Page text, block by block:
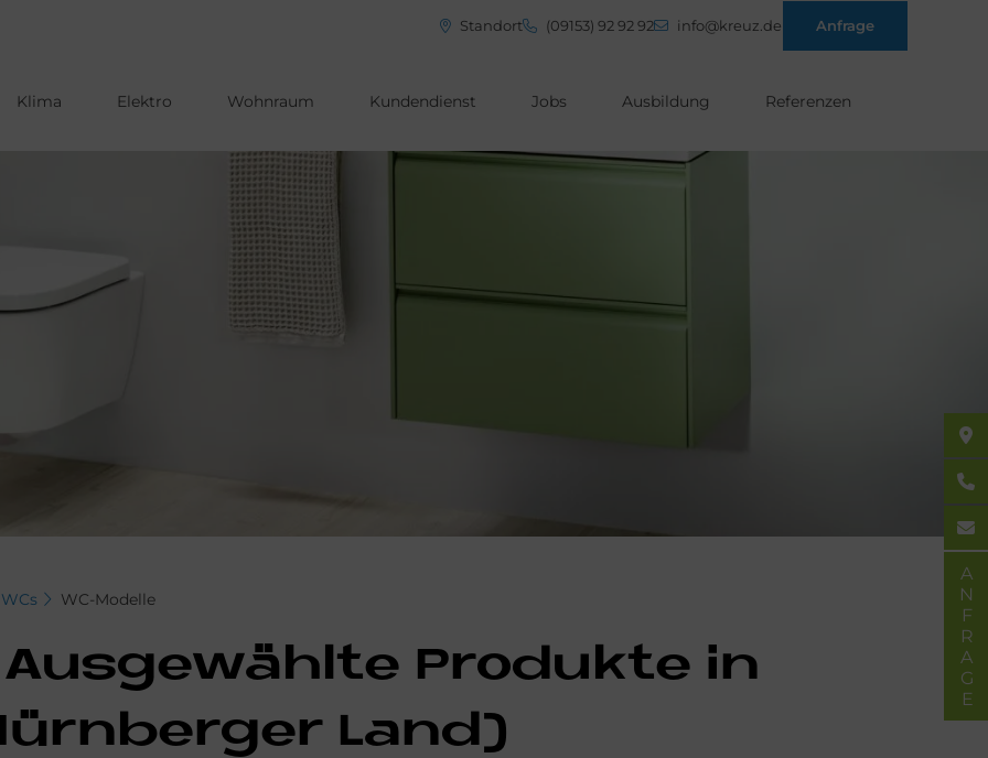
Standort (09153) 92 92 92 info@kreuz.de Anfrage
Klima Elektro Wohnraum Kundendienst Jobs Ausbildung Referenzen
WCs WC-Modelle
Aus­ge­wähl­te Pro­duk­te in
Land)
ANFRAGE